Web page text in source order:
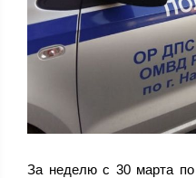
За неделю с 30 марта